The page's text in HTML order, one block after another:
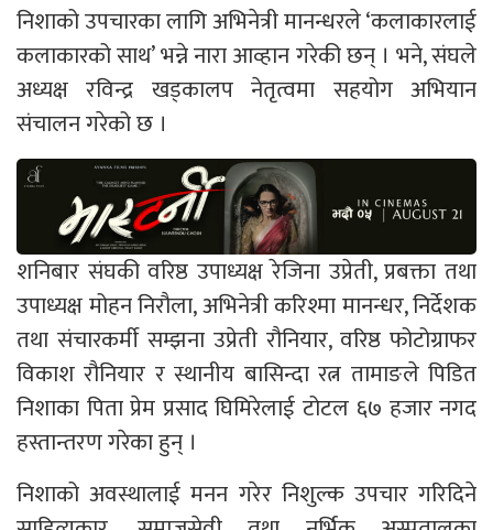
निशाको उपचारका लागि अभिनेत्री मानन्धरले ‘कलाकारलाई
कलाकारको साथ’ भन्ने नारा आव्हान गरेकी छन् । भने, संघले
अध्यक्ष रविन्द्र खड्कालप नेतृत्वमा सहयोग अभियान
संचालन गरेको छ ।
शनिबार संघकी वरिष्ठ उपाध्यक्ष रेजिना उप्रेती, प्रबक्ता तथा
उपाध्यक्ष मोहन निरौला, अभिनेत्री करिश्मा मानन्धर, निर्देशक
तथा संचारकर्मी सम्झना उप्रेती रौनियार, वरिष्ठ फोटोग्राफर
विकाश रौनियार र स्थानीय बासिन्दा रत्न तामाङले पिडित
निशाका पिता प्रेम प्रसाद घिमिरेलाई टोटल ६७ हजार नगद
हस्तान्तरण गरेका हुन् ।
निशाको अवस्थालाई मनन गरेर निशुल्क उपचार गरिदिने